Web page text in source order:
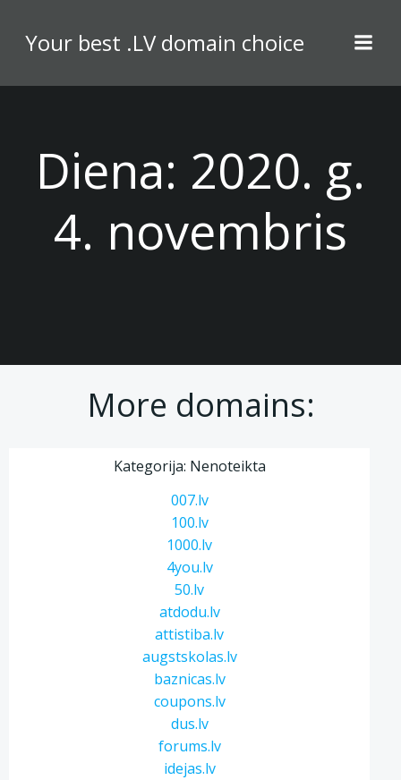
content
Your best .LV domain choice
Diena: 2020. g.
4. novembris
More domains:
Kategorija: Nenoteikta
007.lv
100.lv
1000.lv
4you.lv
50.lv
atdodu.lv
attistiba.lv
augstskolas.lv
baznicas.lv
coupons.lv
dus.lv
forums.lv
idejas.lv